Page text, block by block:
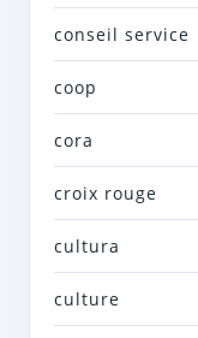
conseil service
coop
cora
croix rouge
cultura
culture